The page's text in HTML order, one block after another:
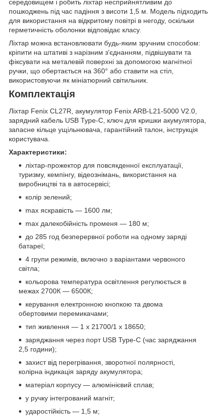
середовищем і робить ліхтар несприйнятливим до
пошкоджень під час падіння з висоти 1,5 м. Модель підходить
для використання на відкритому повітрі в негоду, оскільки
герметичність оболонки відповідає класу.
Ліхтар можна встановлювати будь-яким зручним способом:
кріпити на штативі з нарізним з'єднанням, підвішувати та
фіксувати на металевій поверхні за допомогою магнітної
ручки, що обертається на 360° або ставити на стіл,
використовуючи як мініатюрний світильник.
Комплектація
Ліхтар Fenix CL27R, акумулятор Fenix ARB-L21-5000 V2.0,
зарядний кабель USB Type-C, ключ для кришки акумулятора,
запасне кільце ущільнювача, гарантійний талон, інструкція
користувача.
Характеристики:
ліхтар-прожектор для повсякденної експлуатації,
туризму, кемпінгу, відеознімань, використання на
виробництві та в автосервісі;
колір зелений;
max яскравість — 1600 лм;
max далекобійність променя — 180 м;
до 285 год безперервної роботи на одному заряді
батареї;
4 групи режимів, включно з варіантами червоного
світла;
кольорова температура освітлення регулюється в
межах 2700К — 6500К;
керування електронною кнопкою та двома
обертовими перемикачами;
тип живлення — 1 х 21700/1 х 18650;
заряджання через порт USB Type-C (час заряджання
2,5 години);
захист від перегрівання, зворотної полярності,
колірна індикація заряду акумулятора;
матеріал корпусу — алюмінієвий сплав;
у ручку інтегрований магніт;
ударостійкість — 1,5 м;